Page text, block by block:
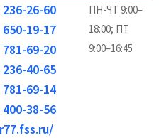
26-60
19-17
69-20
40-65
69-14
38-56
ПН-ЧТ 9:00–
18:00; ПТ
9:00–16:45